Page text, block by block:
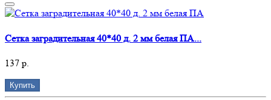
Сетка заградительная 40*40 д. 2 мм белая ПА...
137 р.
Купить